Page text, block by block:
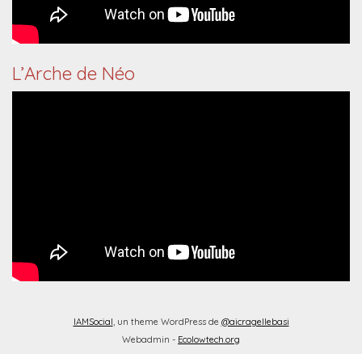
L’Arche de Néo
IAMSocial, un theme WordPress de @aicragellebasi
Webadmin - Ecolowtech.org